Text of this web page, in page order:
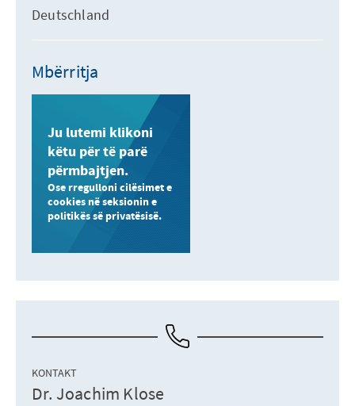
Deutschland
Mbërritja
Ju lutemi klikoni
këtu për të parë
përmbajtjen.
Ose rregulloni cilësimet e
cookies në seksionin e
politikës së privatësisë.
KONTAKT
Dr. Joachim Klose